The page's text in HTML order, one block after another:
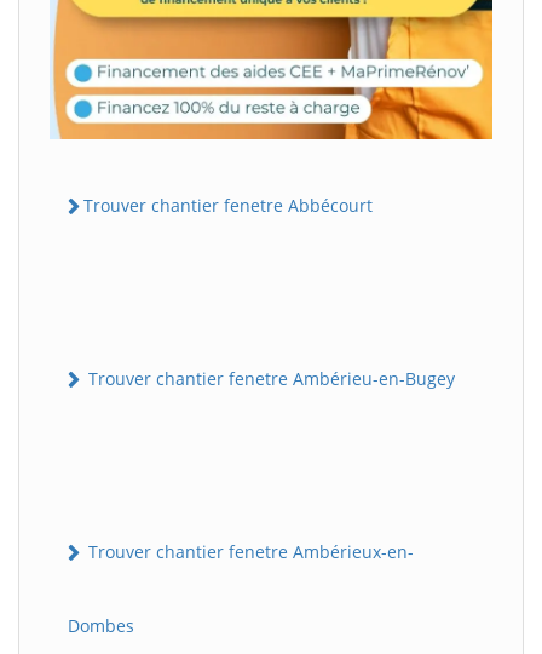
Trouver chantier fenetre Abbécourt
Trouver chantier fenetre Ambérieu-en-Bugey
Trouver chantier fenetre Ambérieux-en-
Dombes